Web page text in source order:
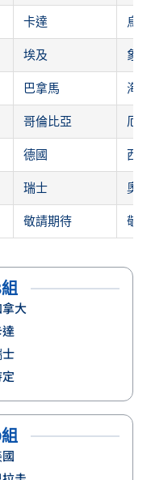
卡達 烏
埃及 象
巴拿馬 海地
哥倫比亞 厄
德國 西
瑞士 奧
敬請期待 敬
大